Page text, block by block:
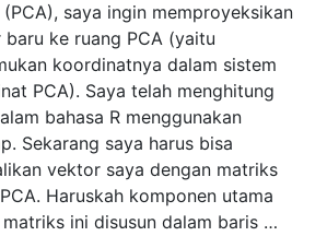
(PCA), saya ingin memproyeksikan
ke ruang PCA (yaitu
koordinatnya dalam sistem
PCA). Saya telah menghitung
bahasa R menggunakan
Sekarang saya harus bisa
vektor saya dengan matriks
Haruskah komponen utama
ini disusun dalam baris …